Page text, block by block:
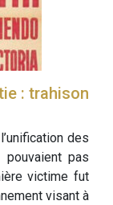
: trahison
des
pas
victime fut
visant à